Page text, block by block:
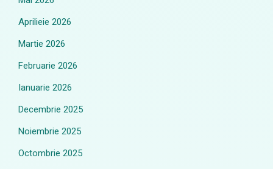
Aprilieie 2026
Martie 2026
Februarie 2026
Ianuarie 2026
Decembrie 2025
Noiembrie 2025
Octombrie 2025